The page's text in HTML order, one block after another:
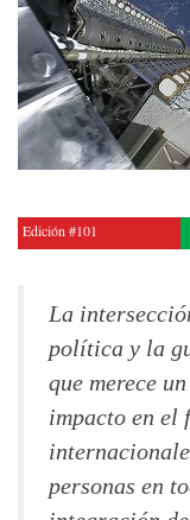
Edición #101
La
política y la
que merece
impacto en el
personas en